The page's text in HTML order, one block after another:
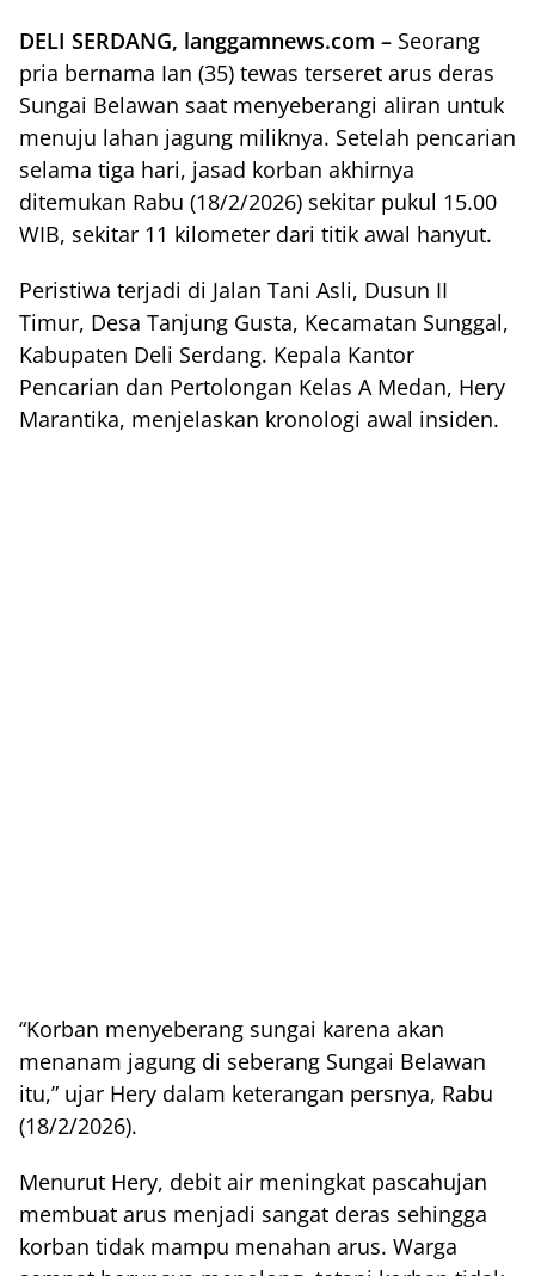
DELI SERDANG, langgamnews.com – Seorang
pria bernama Ian (35) tewas terseret arus deras
Sungai Belawan saat menyeberangi aliran untuk
menuju lahan jagung miliknya. Setelah pencarian
selama tiga hari, jasad korban akhirnya
ditemukan Rabu (18/2/2026) sekitar pukul 15.00
WIB, sekitar 11 kilometer dari titik awal hanyut.
Peristiwa terjadi di Jalan Tani Asli, Dusun II
Timur, Desa Tanjung Gusta, Kecamatan Sunggal,
Kabupaten Deli Serdang. Kepala Kantor
Pencarian dan Pertolongan Kelas A Medan, Hery
Marantika, menjelaskan kronologi awal insiden.
“Korban menyeberang sungai karena akan
menanam jagung di seberang Sungai Belawan
itu,” ujar Hery dalam keterangan persnya, Rabu
(18/2/2026).
Menurut Hery, debit air meningkat pascahujan
membuat arus menjadi sangat deras sehingga
korban tidak mampu menahan arus. Warga